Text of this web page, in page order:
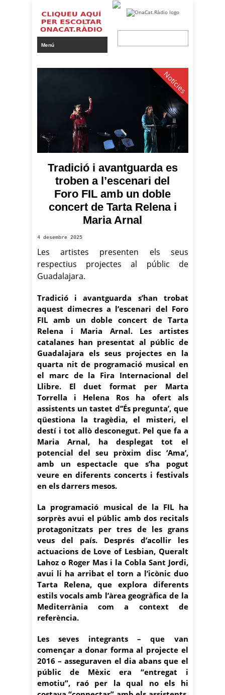
Notícies
Actuació de Tarta Relena al Foro FIL de Guadalajara / Eli
Tradició i avantguarda es
troben a l’escenari del
Foro FIL amb un doble
concert de Tarta Relena i
Maria Arnal
4 desembre 2025
Les artistes presenten els seus
respectius projectes al públic de
Guadalajara.
Tradició i avantguarda s’han trobat
aquest dimecres a l’escenari del Foro
FIL amb un doble concert de Tarta
Relena i Maria Arnal. Les artistes
catalanes han presentat al públic de
Guadalajara els seus projectes en la
quarta nit de programació musical en
el marc de la Fira Internacional del
Llibre. El duet format per Marta
Torrella i Helena Ros ha ofert als
assistents un tastet d’’És pregunta’, que
qüestiona la tragèdia, el misteri, el
destí i tot allò desconegut. Pel que fa a
Maria Arnal, ha desplegat tot el
potencial del seu pròxim disc ‘Ama’,
amb un espectacle que s’ha pogut
veure en diferents concerts i festivals
en els darrers mesos.
La programació musical de la FIL ha
sorprès avui el públic amb dos recitals
protagonitzats per tres de les grans
veus del país. Després d’acollir les
actuacions de Love of Lesbian, Queralt
Lahoz o Roger Mas i la Cobla Sant Jordi,
avui li ha arribat el torn a l’icònic duo
Tarta Relena, que explora diferents
estils vocals amb l’àrea geogràfica de la
Mediterrània com a context de
referència.
Les seves integrants – que van
començar a donar forma al projecte el
2016 – asseguraven el dia abans que el
públic de Mèxic era “entregat i
emotiu”, raó per la qual no els hi